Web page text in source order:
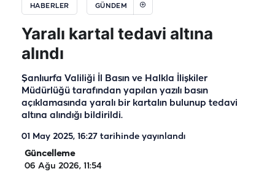
HABERLER GÜNDEM
Yaralı kartal tedavi altına
alındı
Şanlıurfa Valiliği İl Basın ve Halkla İlişkiler
Müdürlüğü tarafından yapılan yazılı basın
açıklamasında yaralı bir kartalın bulunup tedavi
altına alındığı bildirildi.
01 May 2025, 16:27 tarihinde yayınlandı
Güncelleme
06 Ağu 2026, 11:54